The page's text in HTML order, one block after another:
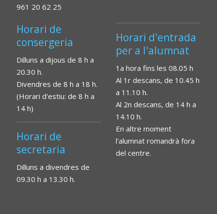
961 20 62 25
Horari de
consergeria
Dilluns a dijous de 8 h a
20.30 h.
Divendres de 8 h a 18 h.
(Horari d'estiu: de 8 h a
14 h)
Horari de
secretaria
Dilluns a divendres de
09.30 h a 13.30 h.
Horari d'entrada
per a l'alumnat
1a hora fins les 08.05 h
Al 1r descans, de 10.45 h
a 11.10 h.
Al 2n descans, de 14 h a
14.10 h.
En altre moment
l'alumnat romandrà fora
del centre.